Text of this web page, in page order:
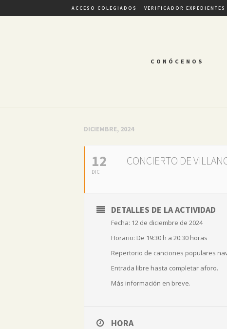
ACCESO COLEGIADOS VERIFICADOR EXPEDIENTES
CONÓCENOS
DICIEMBRE, 2024
12
DIC
CONCIERTO DE
DETALLES DE LA ACTIVIDAD
Fecha: 12 de diciembre de 2024
Horario: De 19:30 h a 20:30 horas
Repertorio de canciones populares
Entrada libre hasta completar aforo.
Más información en breve.
HORA